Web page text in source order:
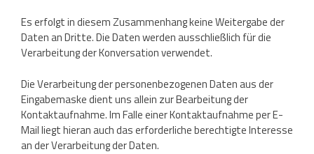
Es erfolgt in diesem Zusammenhang keine Weitergabe der
Daten an Dritte. Die Daten werden ausschließlich für die
Verarbeitung der Konversation verwendet.
Die Verarbeitung der personenbezogenen Daten aus der
Eingabemaske dient uns allein zur Bearbeitung der
Kontaktaufnahme. Im Falle einer Kontaktaufnahme per E-
Mail liegt hieran auch das erforderliche berechtigte Interesse
an der Verarbeitung der Daten.